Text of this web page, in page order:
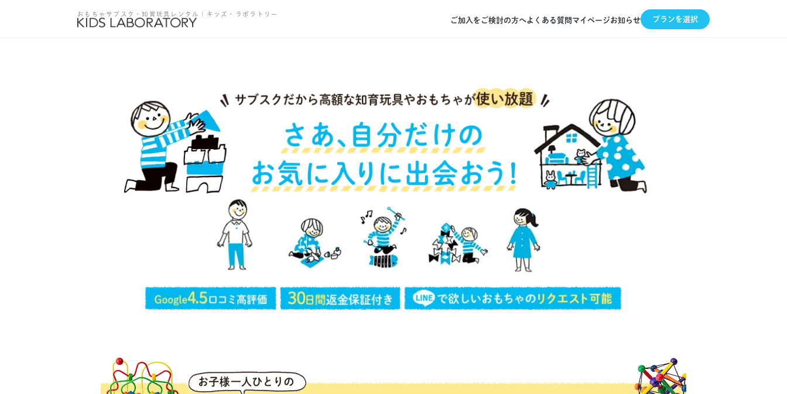
おもちゃサブスク・知育玩具レンタル｜キッズ・ラボラトリー
ご加入をご検討の方へよくある質問マイページお知らせ プランを選択